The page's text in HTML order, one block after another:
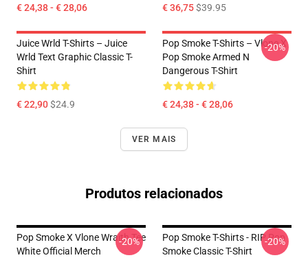
€ 24,38 - € 28,06 € 36,75$39.95
Juice Wrld T-Shirts – Juice
Wrld Text Graphic Classic T-
Shirt
€ 22,90$24.9
Pop Smoke T-Shirts – Vlone X
Pop Smoke Armed N
Dangerous T-Shirt
€ 24,38 - € 28,06
-20%
VER MAIS
Produtos relacionados
Pop Smoke X Vlone Wraith Tee
White Official Merch
-20%
Pop Smoke T-Shirts - RIP Pop
Smoke Classic T-Shirt
-20%